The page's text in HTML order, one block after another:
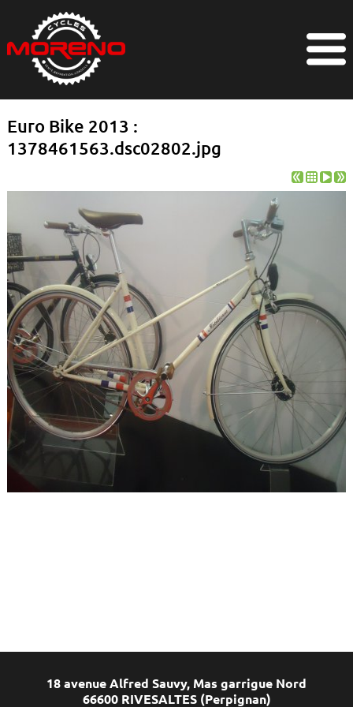
Euro Bike 2013 :
1378461563.dsc02802.jpg
18 avenue Alfred Sauvy, Mas garrigue Nord
66600 RIVESALTES (Perpignan)